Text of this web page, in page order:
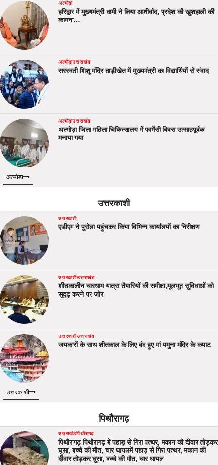
अल्मोड़ा
हरिद्वार में मुख्यमंत्री धामी ने लिया आशीर्वाद, प्रदेश की खुशहाली की
कामना…
अल्मोड़ाउत्तराखंड
सरस्वती शिशु मंदिर ताड़ीखेत में मुख्यमंत्री का विद्यार्थियों से संवाद
अल्मोड़ाउत्तराखंड
अल्मोड़ा जिला महिला चिकित्सालय में फार्मेसी दिवस उत्साहपूर्वक
मनाया गया
अल्मोड़ा
उत्तरकाशी
उत्तरकाशी
एडीएम ने पुरोला पहुंचकर किया विभिन्न कार्यालयों का निरीक्षण
उत्तरकाशीउत्तराखंड
शीतकालीन चारधाम यात्रा तैयारियों की समीक्षा,मूलभूत सुविधाओं को
सुदृढ़ करने पर जोर
उत्तरकाशीउत्तराखंड
जयकारों के साथ शीतकाल के लिए बंद हुए मां यमुना मंदिर के कपाट
उत्तरकाशी
पिथौरागढ़
उत्तराखंडपिथौरागढ़
पिथौरागढ़ पिथौरागढ़ में पहाड़ से गिरा पत्थर, मकान की दीवार तोड़कर
घुसा, बच्चे की मौत, चार घायलमें पहाड़ से गिरा पत्थर, मकान की
दीवार तोड़कर घुसा, बच्चे की मौत, चार घायल